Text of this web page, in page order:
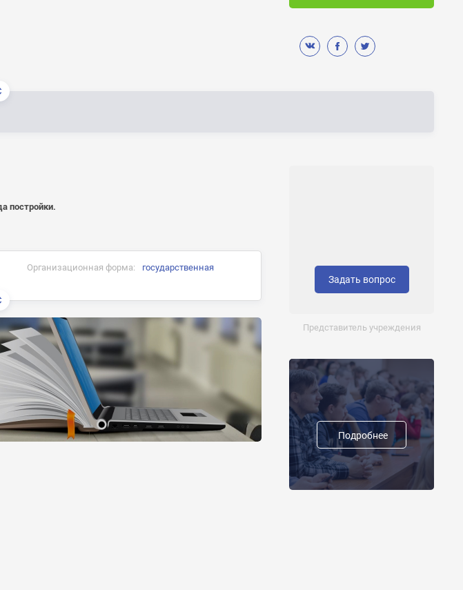
постройки.
Организационная форма:
государственная
Задать вопрос
Представитель учреждения
Подробнее